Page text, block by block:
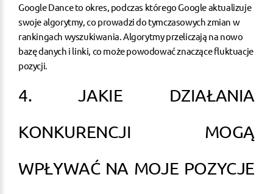
Google Dance to okres, podczas którego Google aktualizuje
swoje algorytmy, co prowadzi do tymczasowych zmian w
rankingach wyszukiwania. Algorytmy przeliczają na nowo
bazę danych i linki, co może powodować znaczące fluktuacje
pozycji.
4. JAKIE DZIAŁANIA
KONKURENCJI MOGĄ
WPŁYWAĆ NA MOJE POZYCJE